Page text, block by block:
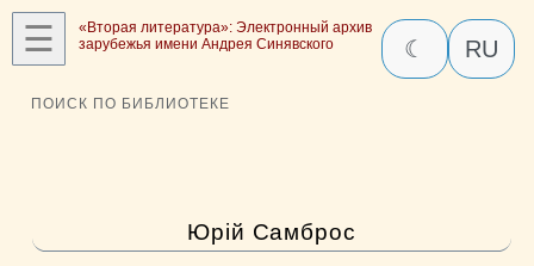
☰
«Вторая литература»: Электронный архив
зарубежья имени Андрея Синявского
☾ RU
ПОИСК ПО БИБЛИОТЕКЕ
Юрiй Самброс